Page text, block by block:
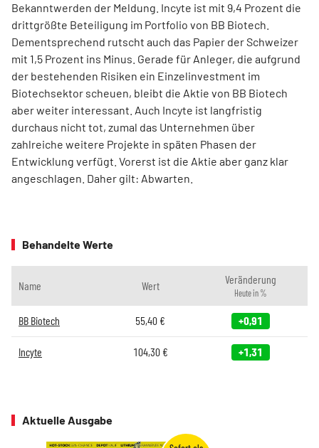
Bekanntwerden der Meldung. Incyte ist mit 9,4 Prozent die
drittgrößte Beteiligung im Portfolio von BB Biotech.
Dementsprechend rutscht auch das Papier der Schweizer
mit 1,5 Prozent ins Minus. Gerade für Anleger, die aufgrund
der bestehenden Risiken ein Einzelinvestment im
Biotechsektor scheuen, bleibt die Aktie von BB Biotech
aber weiter interessant. Auch Incyte ist langfristig
durchaus nicht tot, zumal das Unternehmen über
zahlreiche weitere Projekte in späten Phasen der
Entwicklung verfügt. Vorerst ist die Aktie aber ganz klar
angeschlagen. Daher gilt: Abwarten.
Behandelte Werte
Name Wert Veränderung
Heute in %
BB Biotech 55,40 € +0,91
Incyte 104,30€ +1,31
Aktuelle Ausgabe